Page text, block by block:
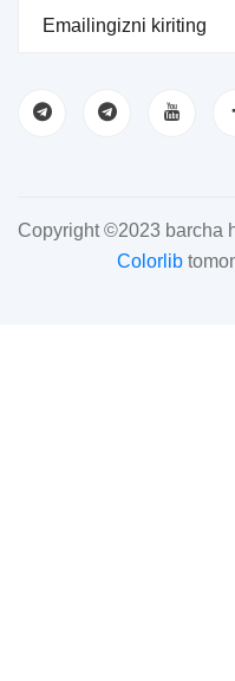
Copyright ©2023 barcha
Colorlib